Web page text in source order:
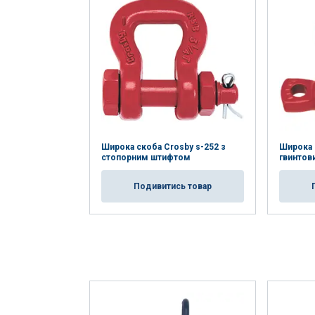
Широка скоба Crosby s-252 з
стопорним штифтом
Подивитись товар
Широка
Ta strona
Używamy plików
również informacje
analitycznym,
wyniku korzystania
Niezbędne